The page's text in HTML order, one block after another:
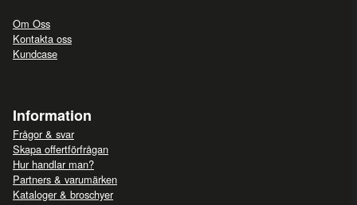
Om Oss
Kontakta oss
Kundcase
Information
Frågor & svar
Skapa offertförfrågan
Hur handlar man?
Partners & varumärken
Kataloger & broschyer